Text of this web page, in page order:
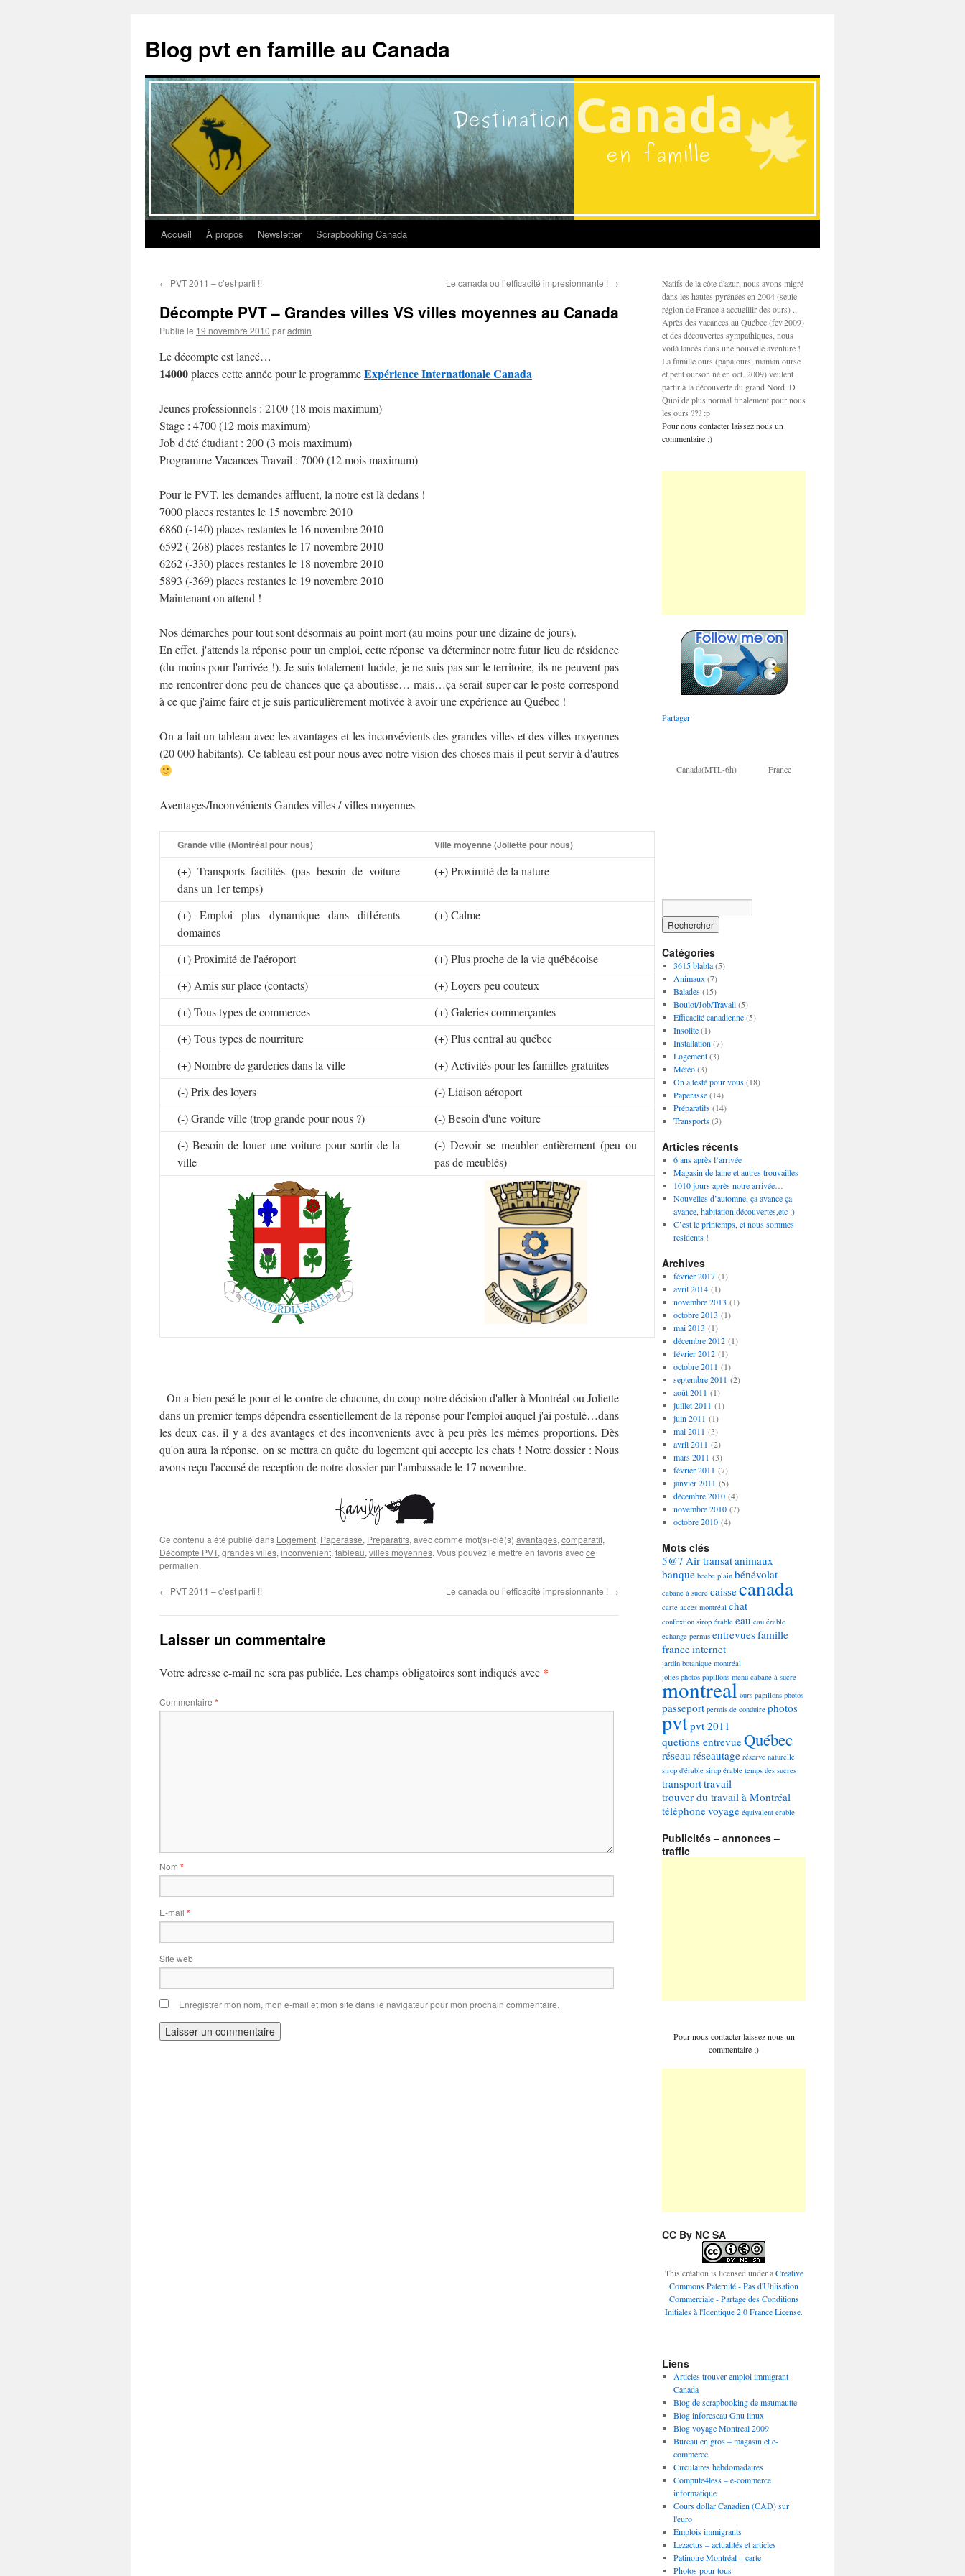
contenu
Blog pvt en famille au Canada
Accueil À propos Newsletter Scrapbooking Canada
← PVT 2011 – c’est parti !! Le canada ou l’efficacité impresionnante ! →
Décompte PVT – Grandes villes VS villes moyennes au Canada
Publié le 19 novembre 2010 paradmin
Le décompte est lancé…
14000places cette année pour le programmeExpérience Internationale Canada
Jeunes professionnels : 2100 (18 mois maximum)
Stage : 4700 (12 mois maximum)
Job d'été étudiant : 200 (3 mois maximum)
Programme Vacances Travail : 7000 (12 mois maximum)
Pour le PVT, les demandes affluent, la notre est là dedans !
7000 places restantes le 15 novembre 2010
6860 (-140) places restantes le 16 novembre 2010
6592 (-268) places restantes le 17 novembre 2010
6262 (-330) places restantes le 18 novembre 2010
5893 (-369) places restantes le 19 novembre 2010
Maintenant on attend !
Nos démarches pour tout sont désormais au point mort (au moins pour une dizaine de jours).
En effet, j'attends la réponse pour un emploi, cette réponse va déterminer notre futur lieu de résidence
(du moins pour l'arrivée !). Je suis totalement lucide, je ne suis pas sur le territoire, ils ne peuvent pas
me rencontrer donc peu de chances que ça aboutisse… mais…ça serait super car le poste correspond
à ce que j'aime faire et je suis particulièrement motivée à avoir une expérience au Québec !
On a fait un tableau avec les avantages et les inconvévients des grandes villes et des villes moyennes
(20 000 habitants). Ce tableau est pour nous avec notre vision des choses mais il peut servir à d'autres
Aventages/Inconvénients Gandes villes / villes moyennes
Grande ville (Montréal pour nous) Ville moyenne (Joliette pour nous)
(+) Transports facilités (pas besoin de voiture
dans un 1er temps)
(+) Proximité de la nature
(+) Emploi plus dynamique dans différents
domaines
(+) Calme
(+) Proximité de l'aéroport
(+) Plus proche de la vie québécoise
(+) Amis sur place (contacts)
(+) Loyers peu couteux
(+) Tous types de commerces
(+) Galeries commerçantes
(+) Tous types de nourriture
(+) Plus central au québec
(+) Nombre de garderies dans la ville
(+) Activités pour les familles gratuites
(-) Prix des loyers
(-) Liaison aéroport
(-) Grande ville (trop grande pour nous ?)
(-) Besoin d'une voiture
(-) Besoin de louer une voiture pour sortir de la
ville
(-) Devoir se meubler entièrement (peu ou
pas de meublés)
On a bien pesé le pour et le contre de chacune, du coup notre décision d'aller à Montréal ou Joliette
dans un premier temps dépendra essentiellement de la réponse pour l'emploi auquel j'ai postulé…dans
les deux cas, il y a des avantages et des inconvenients avec à peu près les mêmes proportions. Dès
qu'on aura la réponse, on se mettra en quête du logement qui accepte les chats ! Notre dossier : Nous
avons reçu l'accusé de reception de notre dossier par l'ambassade le 17 novembre.
Ce contenu a été publié dans Logement, Paperasse, Préparatifs, avec comme mot(s)-clé(s) avantages, comparatif,
Décompte PVT, grandes villes, inconvénient, tableau, villes moyennes. Vous pouvez le mettre en favoris avecce
permalien.
← PVT 2011 – c’est parti !! Le canada ou l’efficacité impresionnante ! →
Laisser un commentaire
Votre adresse e-mail ne sera pas publiée. Les champs obligatoires sont indiqués avec *
Commentaire *
Nom *
E-mail *
Site web
Enregistrer mon nom, mon e-mail et mon site dans le navigateur pour mon prochain commentaire.
Natifs de la côte d'azur, nous avons migré
dans les hautes pyrénées en 2004 (seule
région de France à accueillir des ours) ...
Après des vacances au Québec (fev.2009)
et des découvertes sympathiques, nous
voilà lancés dans une nouvelle aventure !
La famille ours (papa ours, maman ourse
et petit ourson né en oct. 2009) veulent
partir à la découverte du grand Nord :D
Quoi de plus normal finalement pour nous
les ours ??? :p
Pour nous contacter laissez nous un
commentaire ;)
Partager
Canada(MTL-6h) France
Catégories
3615 blabla(5)
Animaux (7)
Balades(15)
Boulot/Job/Travail(5)
Efficacité canadienne(5)
Insolite(1)
Installation (7)
Logement(3)
Météo(3)
On a testé pour vous(18)
Paperasse(14)
Préparatifs(14)
Transports(3)
Articles récents
6 ans après l’arrivée
Magasin de laine et autres trouvailles
1010 jours après notre arrivée…
Nouvelles d’automne, ça avance ça
avance, habitation,découvertes,etc :)
C’est le printemps, et nous sommes
residents !
Archives
février 2017(1)
avril 2014(1)
novembre 2013 (1)
octobre 2013 (1)
mai 2013 (1)
décembre 2012(1)
février 2012(1)
octobre 2011 (1)
septembre 2011 (2)
août 2011 (1)
juillet 2011 (1)
juin 2011 (1)
mai 2011 (3)
avril 2011 (2)
mars 2011 (3)
février 2011 (7)
janvier 2011 (5)
décembre 2010(4)
novembre 2010(7)
octobre 2010(4)
Mots clés
5@7 Air transatanimaux
banque beebe plain bénévolat
cabane à sucre caissecanada
carte acces montréal chat
confextion sirop érable eau eau érable
echange permis entrevuesfamille
franceinternet
jardin botanique montréal
jolies photos papillons menu cabane à sucre
montreal ours papillons photos
passeport permis de conduire photos
pvtpvt 2011
quetions entrevueQuébec
réseau réseautage réserve naturelle
sirop d'érable sirop érable temps des sucres
transporttravail
trouver du travail à Montréal
téléphonevoyage équivalent érable
Publicités – annonces –
traffic
Pour nous contacter laissez nous un
commentaire ;)
CC By NC SA
This création is licensed under aCreative
Commons Paternité - Pas d'Utilisation
Commerciale - Partage des Conditions
Initiales à l'Identique 2.0 France License.
Liens
Articles trouver emploi immigrant
Canada
Blog de scrapbooking de maumautte
Blog inforeseau Gnu linux
Blog voyage Montreal 2009
Bureau en gros – magasin et e-
commerce
Circulaires hebdomadaires
Compute4less – e-commerce
informatique
Cours dollar Canadien (CAD) sur
l'euro
Emplois immigrants
Lezactus – actualités et articles
Patinoire Montréal – carte
Photos pour tous